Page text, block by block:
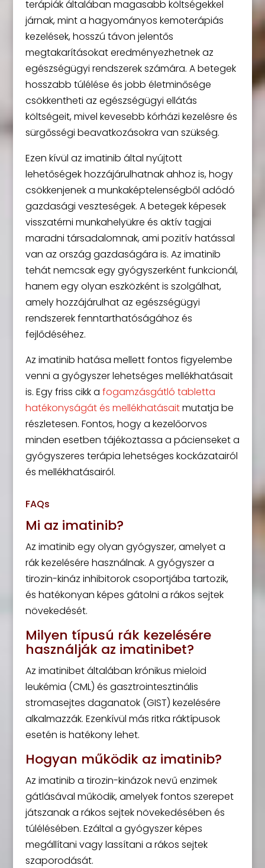
terápiák általában magasabb költségekkel
járnak, mint a hagyományos kemoterápiás
kezelések, hosszú távon jelentős
megtakarításokat eredményezhetnek az
egészségügyi rendszerek számára. A betegek
hosszabb túlélése és jobb életminősége
csökkentheti az egészségügyi ellátás
költségeit, mivel kevesebb kórházi kezelésre és
sürgősségi beavatkozásokra van szükség.
Ezen kívül az imatinib által nyújtott
lehetőségek hozzájárulhatnak ahhoz is, hogy
csökkenjenek a munkaképtelenségből adódó
gazdasági veszteségek. A betegek képesek
visszatérni munkahelyükre és aktív tagjai
maradni társadalomnak, ami pozitív hatással
van az ország gazdaságára is. Az imatinib
tehát nemcsak egy gyógyszerként funkcionál,
hanem egy olyan eszközként is szolgálhat,
amely hozzájárulhat az egészségügyi
rendszerek fenntarthatóságához és
fejlődéséhez.
Az imatinib hatása mellett fontos figyelembe
venni a gyógyszer lehetséges mellékhatásait
is. Egy friss cikk a fogamzásgátló tabletta
hatékonyságát és mellékhatásaitmutatja be
részletesen. Fontos, hogy a kezelőorvos
minden esetben tájékoztassa a pácienseket a
gyógyszeres terápia lehetséges kockázatairól
és mellékhatásairól.
FAQs
Mi az imatinib?
Az imatinib egy olyan gyógyszer, amelyet a
rák kezelésére használnak. A gyógyszer a
tirozin-kináz inhibitorok csoportjába tartozik,
és hatékonyan képes gátolni a rákos sejtek
növekedését.
Milyen típusú rák kezelésére
használják az imatinibet?
Az imatinibet általában krónikus mieloid
leukémia (CML) és gasztrointesztinális
stromasejtes daganatok (GIST) kezelésére
alkalmazzák. Ezenkívül más ritka ráktípusok
esetén is hatékony lehet.
Hogyan működik az imatinib?
Az imatinib a tirozin-kinázok nevű enzimek
gátlásával működik, amelyek fontos szerepet
játszanak a rákos sejtek növekedésében és
túlélésében. Ezáltal a gyógyszer képes
megállítani vagy lassítani a rákos sejtek
szaporodását.